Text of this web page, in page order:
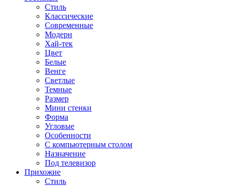
Стиль
Классические
Современные
Модерн
Хай-тек
Цвет
Белые
Венге
Светлые
Темные
Размер
Мини стенки
Форма
Угловые
Особенности
С компьютерным столом
Назначение
Под телевизор
Прихожие
Стиль